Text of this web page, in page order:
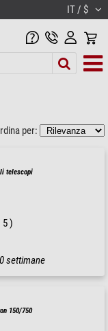
IT / $
per:
telescopi
5 )
settimane
150/750